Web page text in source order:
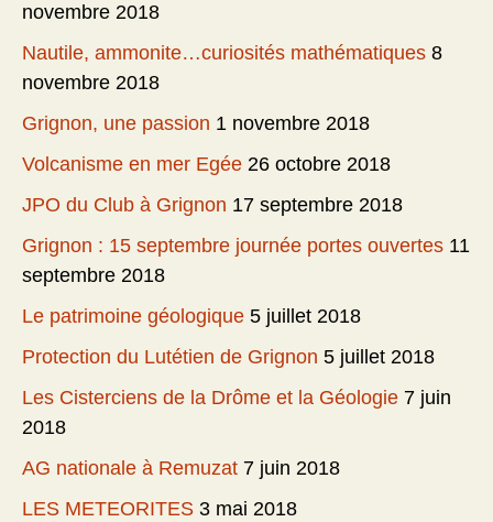
novembre 2018
Nautile, ammonite…curiosités mathématiques 8
novembre 2018
Grignon, une passion 1 novembre 2018
Volcanisme en mer Egée 26 octobre 2018
JPO du Club à Grignon 17 septembre 2018
Grignon : 15 septembre journée portes ouvertes 11
septembre 2018
Le patrimoine géologique 5 juillet 2018
Protection du Lutétien de Grignon 5 juillet 2018
Les Cisterciens de la Drôme et la Géologie 7 juin
2018
AG nationale à Remuzat 7 juin 2018
LES METEORITES 3 mai 2018